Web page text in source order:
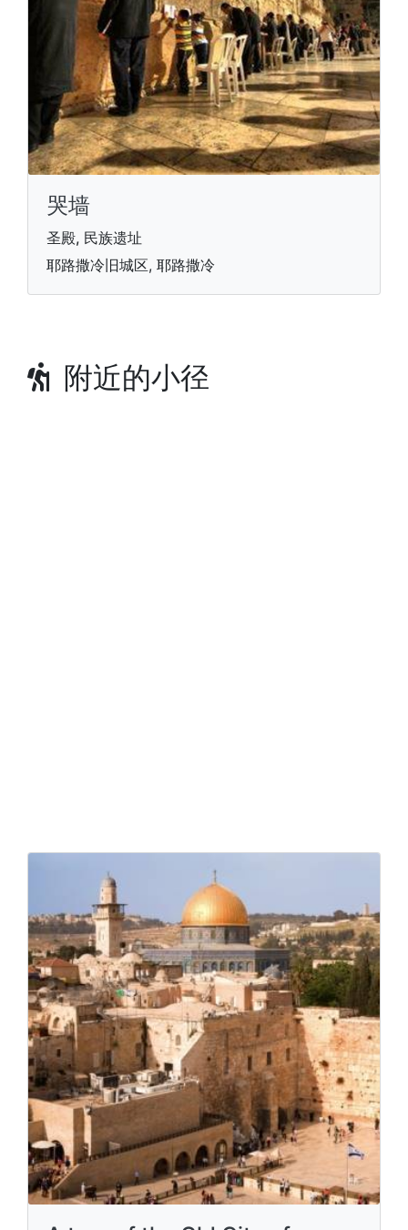
哭墙
圣殿, 民族遗址
耶路撒冷旧城区, 耶路撒冷
附近的小径